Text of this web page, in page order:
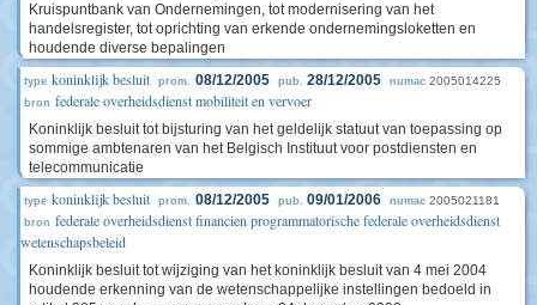
Kruispuntbank van Ondernemingen, tot modernisering van het
handelsregister, tot oprichting van erkende ondernemingsloketten en
houdende diverse bepalingen
type koninklijk besluit prom. 08/12/2005 pub. 28/12/2005 numac 2005014225
bron federale overheidsdienst mobiliteit en vervoer
Koninklijk besluit tot bijsturing van het geldelijk statuut van toepassing op
sommige ambtenaren van het Belgisch Instituut voor postdiensten en
telecommunicatie
type koninklijk besluit prom. 08/12/2005 pub. 09/01/2006 numac 2005021181
bron federale overheidsdienst financien programmatorische federale overheidsdienst
wetenschapsbeleid
Koninklijk besluit tot wijziging van het koninklijk besluit van 4 mei 2004
houdende erkenning van de wetenschappelijke instellingen bedoeld in